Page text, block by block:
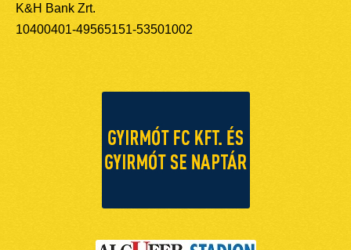
K&H Bank Zrt.
10400401-49565151-53501002